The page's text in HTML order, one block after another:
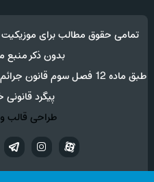
تمامی حقوق مطالب برای
بدون ذکر
طبق ماده 12 فصل سوم
پیگرد
طراحی قالب
آپارات